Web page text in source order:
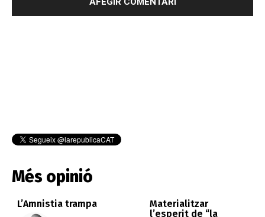
Més opinió
L’Amnistia trampa
Materialitzar
l’esperit de “la